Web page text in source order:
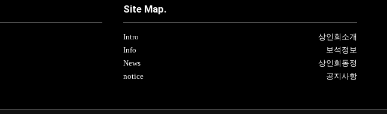
Site Map.
Intro
상인회소개
Info
보석정보
News
상인회동정
notice
공지사항